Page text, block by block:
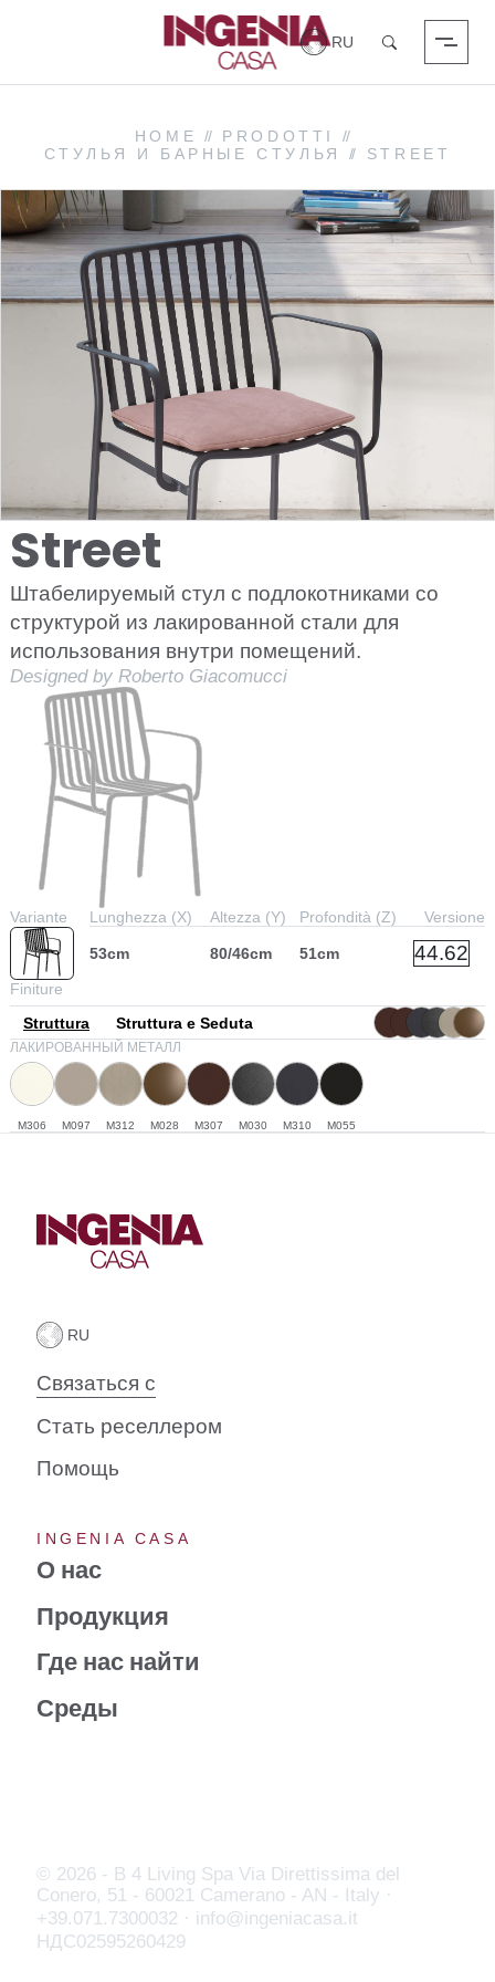
Поиск
Вход в систему
HOME // PRODOTTI
//
СТУЛЬЯ И БАРНЫЕ СТУЛЬЯ
// STREET
Street
Штабелируемый стул с подлокотниками со
структурой из лакированной стали для
использования внутри помещений.
Designed by Roberto Giacomucci
Variante Lunghezza (X) Altezza (Y) Profondità (Z) Versione
53cm 80/46cm 51cm 44.62
Finiture
Struttura
Struttura e Seduta
ЛАКИРОВАННЫЙ МЕТАЛЛ
M306 M097 M312 M028 M307 M030 M310 M055
Связаться с
Стать реселлером
Помощь
INGENIA CASA
О нас
Продукция
Где нас найти
Среды
© 2026 - B 4 Living Spa Via Direttissima del
Conero, 51 - 60021 Camerano - AN - Italy ·
+39.071.7300032 · info@ingeniacasa.it
НДС02595260429